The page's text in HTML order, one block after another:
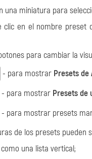
una miniatura para
clic en el nombre
para cambiar la
- para mostrar Presets de
- para mostrar Presets de
- para mostrar presets
de los presets pueden
una lista vertical;